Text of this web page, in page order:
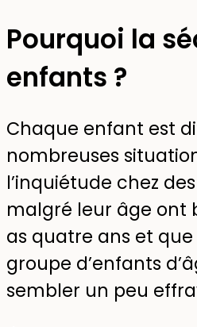
Pourquoi la
enfants ?
Chaque enfant est
nombreuses
l’inquiétude chez
malgré leur âge ont
as quatre ans et
groupe d’enfants
sembler un peu